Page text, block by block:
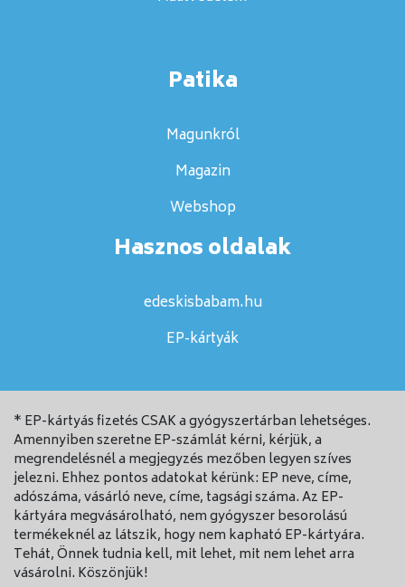
Patika
Magunkról
Magazin
Webshop
Hasznos oldalak
edeskisbabam.hu
EP-kártyák
* EP-kártyás fizetés CSAK a gyógyszertárban lehetséges.
Amennyiben szeretne EP-számlát kérni, kérjük, a
megrendelésnél a megjegyzés mezőben legyen szíves
jelezni. Ehhez pontos adatokat kérünk: EP neve, címe,
adószáma, vásárló neve, címe, tagsági száma. Az EP-
kártyára megvásárolható, nem gyógyszer besorolású
termékeknél az látszik, hogy nem kapható EP-kártyára.
Tehát, Önnek tudnia kell, mit lehet, mit nem lehet arra
vásárolni. Köszönjük!